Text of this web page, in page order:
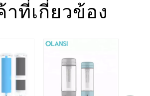
ที่เกี่ยวข้อง